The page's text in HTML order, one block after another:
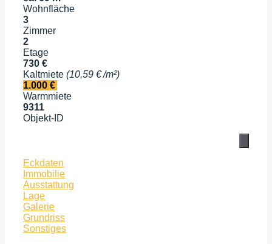
Wohnfläche
3
Zimmer
2
Etage
730 €
Kaltmiete (10,59 € /m²)
1.000 €
Warmmiete
9311
Objekt-ID
Eckdaten
Immobilie
Ausstattung
Lage
Galerie
Grundriss
Sonstiges